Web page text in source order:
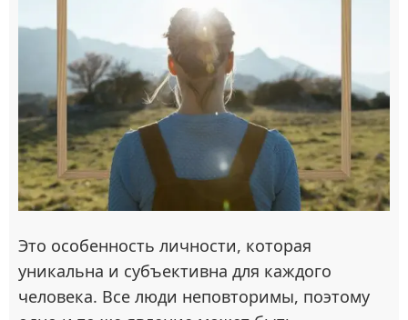
Это особенность личности, которая
уникальна и субъективна для каждого
человека. Все люди неповторимы, поэтому